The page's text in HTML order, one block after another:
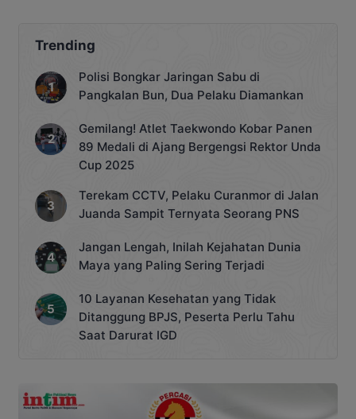
Trending
Polisi Bongkar Jaringan Sabu di
Pangkalan Bun, Dua Pelaku Diamankan
Gemilang! Atlet Taekwondo Kobar Panen
89 Medali di Ajang Bergengsi Rektor Unda
Cup 2025
Terekam CCTV, Pelaku Curanmor di Jalan
Juanda Sampit Ternyata Seorang PNS
Jangan Lengah, Inilah Kejahatan Dunia
Maya yang Paling Sering Terjadi
10 Layanan Kesehatan yang Tidak
Ditanggung BPJS, Peserta Perlu Tahu
Saat Darurat IGD